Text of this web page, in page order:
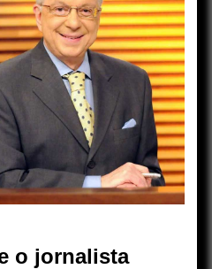
o jornalista